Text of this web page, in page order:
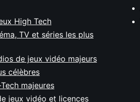
High Tech
TV et séries les plus
de jeux vidéo majeurs
célèbres
majeures
jeux vidéo et licences